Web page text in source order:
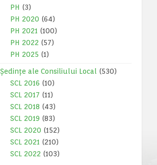
PH (3)
PH 2020 (64)
PH 2021 (100)
PH 2022 (57)
PH 2025 (1)
Ședințe ale Consiliului Local
(530)
SCL 2016 (10)
SCL 2017 (11)
SCL 2018 (43)
SCL 2019 (83)
SCL 2020 (152)
SCL 2021 (210)
SCL 2022 (103)